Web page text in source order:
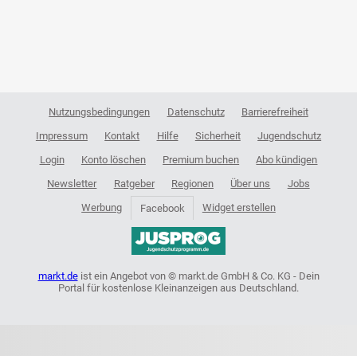
Nutzungsbedingungen Datenschutz
Barrierefreiheit
Impressum
Kontakt Hilfe Sicherheit
Jugendschutz
Login
Konto löschen Premium buchen
Abo kündigen
Newsletter
Ratgeber Regionen Über uns
Jobs
Werbung
Facebook Widget erstellen
markt.deist ein Angebot von © markt.de GmbH & Co. KG - Dein
Portal für kostenlose Kleinanzeigen aus Deutschland.